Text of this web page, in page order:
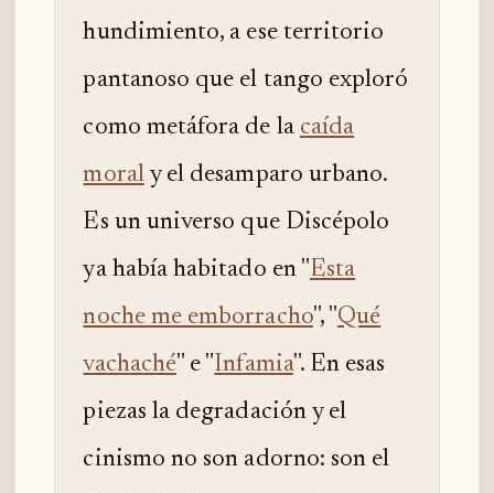
hundimiento, a ese territorio
pantanoso que el tango exploró
como metáfora de la caída
moraly el desamparo urbano.
Es un universo que Discépolo
ya había habitado en "Esta
noche me emborracho", "Qué
vachaché" e "Infamia". En esas
piezas la degradación y el
cinismo no son adorno: son el